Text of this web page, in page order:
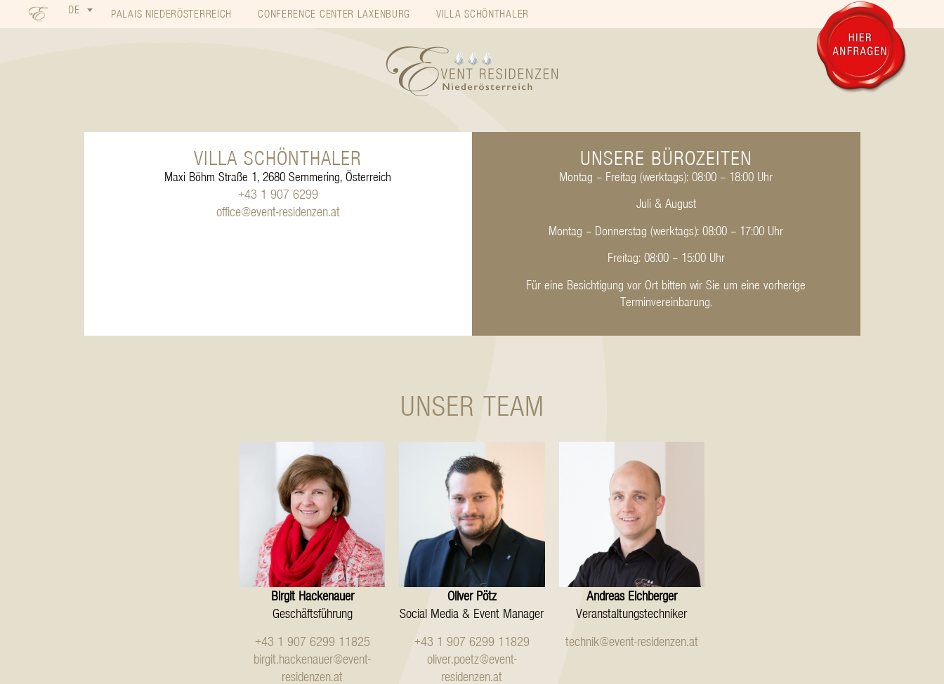
DE PALAIS NIEDERÖSTERREICH CONFERENCE CENTER LAXENBURG VILLA SCHÖNTHALER
VILLA SCHÖNTHALER
Maxi Böhm Straße 1, 2680 Semmering, Österreich
+43 1 907 6299
office@event-residenzen.at
UNSERE BÜROZEITEN
Montag – Freitag (werktags): 08:00 – 18:00 Uhr
Juli & August
Montag – Donnerstag (werktags): 08:00 – 17:00 Uhr
Freitag: 08:00 – 15:00 Uhr
Für eine Besichtigung vor Ort bitten wir Sie um eine vorherige
Terminvereinbarung.
UNSER TEAM
Birgit Hackenauer
Geschäftsführung
+43 1 907 6299 11825
birgit.hackenauer@event-
residenzen.at
Oliver Pötz
Social Media & Event Manager
+43 1 907 6299 11829
oliver.poetz@event-
residenzen.at
Andreas Eichberger
Veranstaltungstechniker
technik@event-residenzen.at